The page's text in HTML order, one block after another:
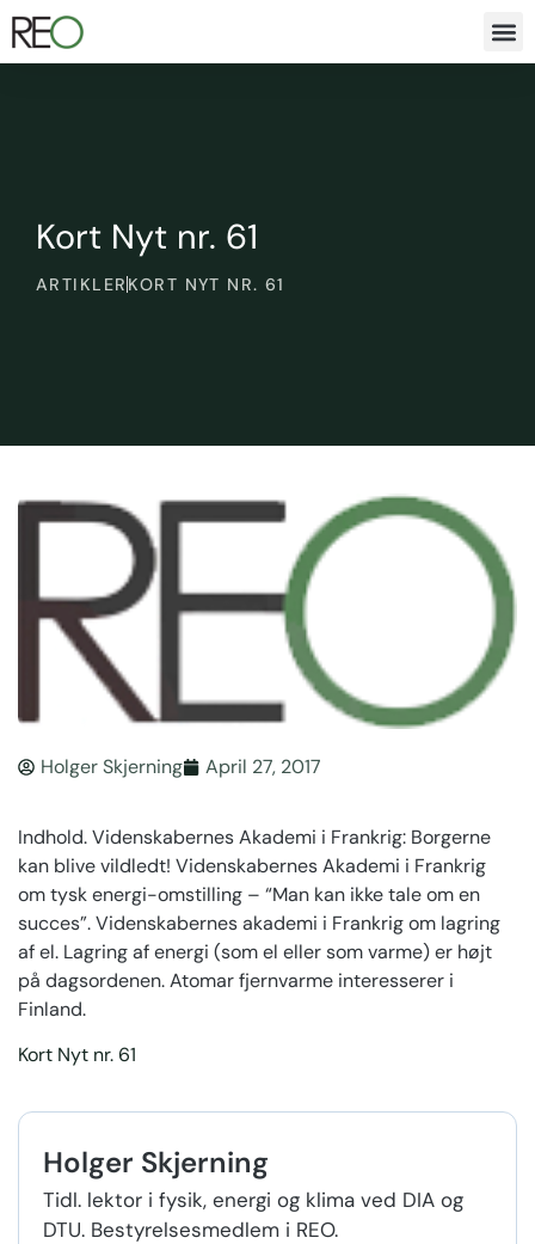
Kort Nyt nr. 61
ARTIKLER KORT NYT NR. 61
Holger Skjerning April 27, 2017
Indhold. Videnskabernes Akademi i Frankrig: Borgerne
kan blive vildledt! Videnskabernes Akademi i Frankrig
om tysk energi-omstilling – “Man kan ikke tale om en
succes”. Videnskabernes akademi i Frankrig om lagring
af el. Lagring af energi (som el eller som varme) er højt
på dagsordenen. Atomar fjernvarme interesserer i
Finland.
Kort Nyt nr. 61
Holger Skjerning
Tidl. lektor i fysik, energi og klima ved DIA og
DTU. Bestyrelsesmedlem i REO.